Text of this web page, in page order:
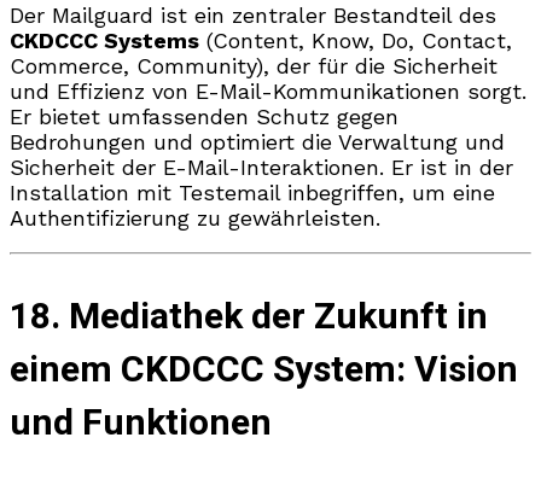
Der Mailguard ist ein zentraler Bestandteil des
CKDCCC Systems (Content, Know, Do, Contact,
Commerce, Community), der für die Sicherheit
und Effizienz von E-Mail-Kommunikationen sorgt.
Er bietet umfassenden Schutz gegen
Bedrohungen und optimiert die Verwaltung und
Sicherheit der E-Mail-Interaktionen. Er ist in der
Installation mit Testemail inbegriffen, um eine
Authentifizierung zu gewährleisten.
18. Mediathek der Zukunft in
einem CKDCCC System: Vision
und Funktionen